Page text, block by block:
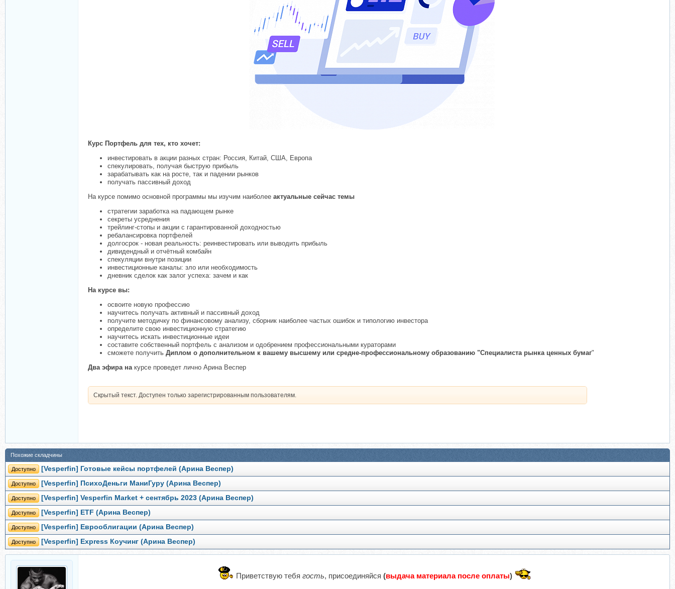
Курс Портфель для тех, кто хочет:
инвестировать в акции разных стран: Россия, Китай, США, Европа
спекулировать, получая быструю прибыль
зарабатывать как на росте, так и падении рынков
получать пассивный доход
На курсе помимо основной программы мы изучим наиболее актуальные сейчас темы
стратегии заработка на падающем рынке
секреты усреднения
трейлинг-стопы и акции с гарантированной доходностью
ребалансировка портфелей
долгосрок - новая реальность: реинвестировать или выводить прибыль
дивидендный и отчётный комбайн
спекуляции внутри позиции
инвестиционные каналы: зло или необходимость
дневник сделок как залог успеха: зачем и как
На курсе вы:
освоите новую профессию
научитесь получать активный и пассивный доход
получите методичку по финансовому анализу, сборник наиболее частых ошибок и типологию инвестора
определите свою инвестиционную стратегию
научитесь искать инвестиционные идеи
составите собственный портфель с анализом и одобрением профессиональными кураторами
сможете получить Диплом о дополнительном к вашему высшему или средне-профессиональному образованию "Специалиста рынка ценных бумаг"
Два эфира на курсе проведет лично Арина Веспер
Скрытый текст. Доступен только зарегистрированным пользователям.
Похожие складчины
Доступно [Vesperfin] Готовые кейсы портфелей (Арина Веспер)
Доступно [Vesperfin] ПсихоДеньги МаниГуру (Арина Веспер)
Доступно [Vesperfin] Vesperfin Market + сентябрь 2023 (Арина Веспер)
Доступно [Vesperfin] ETF (Арина Веспер)
Доступно [Vesperfin] Еврооблигации (Арина Веспер)
Доступно [Vesperfin] Express Коучинг (Арина Веспер)
Приветствую тебя гость, присоединяйся (выдача материала после оплаты)